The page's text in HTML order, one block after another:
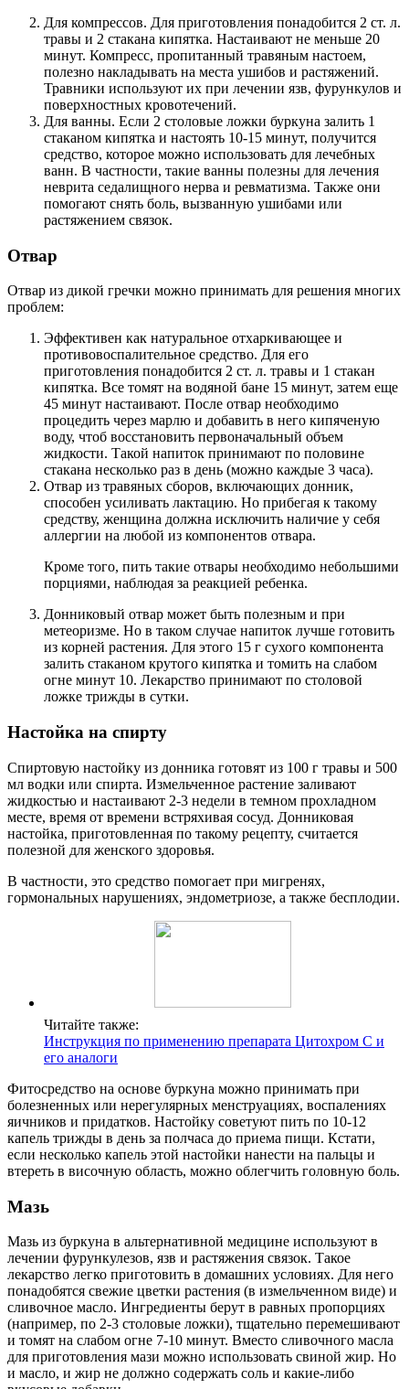
Для компрессов. Для приготовления понадобится 2 ст. л.
травы и 2 стакана кипятка. Настаивают не меньше 20
минут. Компресс, пропитанный травяным настоем,
полезно накладывать на места ушибов и растяжений.
Травники используют их при лечении язв, фурункулов и
поверхностных кровотечений.
Для ванны. Если 2 столовые ложки буркуна залить 1
стаканом кипятка и настоять 10-15 минут, получится
средство, которое можно использовать для лечебных
ванн. В частности, такие ванны полезны для лечения
неврита седалищного нерва и ревматизма. Также они
помогают снять боль, вызванную ушибами или
растяжением связок.
Отвар
Отвар из дикой гречки можно принимать для решения многих
проблем:
Эффективен как натуральное отхаркивающее и
противовоспалительное средство. Для его
приготовления понадобится 2 ст. л. травы и 1 стакан
кипятка. Все томят на водяной бане 15 минут, затем еще
45 минут настаивают. После отвар необходимо
процедить через марлю и добавить в него кипяченую
воду, чтоб восстановить первоначальный объем
жидкости. Такой напиток принимают по половине
стакана несколько раз в день (можно каждые 3 часа).
Отвар из травяных сборов, включающих донник,
способен усиливать лактацию. Но прибегая к такому
средству, женщина должна исключить наличие у себя
аллергии на любой из компонентов отвара.
Кроме того, пить такие отвары необходимо небольшими
порциями, наблюдая за реакцией ребенка.
Донниковый отвар может быть полезным и при
метеоризме. Но в таком случае напиток лучше готовить
из корней растения. Для этого 15 г сухого компонента
залить стаканом крутого кипятка и томить на слабом
огне минут 10. Лекарство принимают по столовой
ложке трижды в сутки.
Настойка на спирту
Спиртовую настойку из донника готовят из 100 г травы и 500
мл водки или спирта. Измельченное растение заливают
жидкостью и настаивают 2-3 недели в темном прохладном
месте, время от времени встряхивая сосуд. Донниковая
настойка, приготовленная по такому рецепту, считается
полезной для женского здоровья.
В частности, это средство помогает при мигренях,
гормональных нарушениях, эндометриозе, а также бесплодии.
Читайте также:
Инструкция по применению препарата Цитохром С и
его аналоги
Фитосредство на основе буркуна можно принимать при
болезненных или нерегулярных менструациях, воспалениях
яичников и придатков. Настойку советуют пить по 10-12
капель трижды в день за полчаса до приема пищи. Кстати,
если несколько капель этой настойки нанести на пальцы и
втереть в височную область, можно облегчить головную боль.
Мазь
Мазь из буркуна в альтернативной медицине используют в
лечении фурункулезов, язв и растяжения связок. Такое
лекарство легко приготовить в домашних условиях. Для него
понадобятся свежие цветки растения (в измельченном виде) и
сливочное масло. Ингредиенты берут в равных пропорциях
(например, по 2-3 столовые ложки), тщательно перемешивают
и томят на слабом огне 7-10 минут. Вместо сливочного масла
для приготовления мази можно использовать свиной жир. Но
и масло, и жир не должно содержать соль и какие-либо